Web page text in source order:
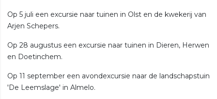
Op 5 juli een excursie naar tuinen in Olst en de kwekerij van
Arjen Schepers.
Op 28 augustus een excursie naar tuinen in Dieren, Herwen
en Doetinchem.
Op 11 september een avondexcursie naar de landschapstuin
'De Leemslage' in Almelo.